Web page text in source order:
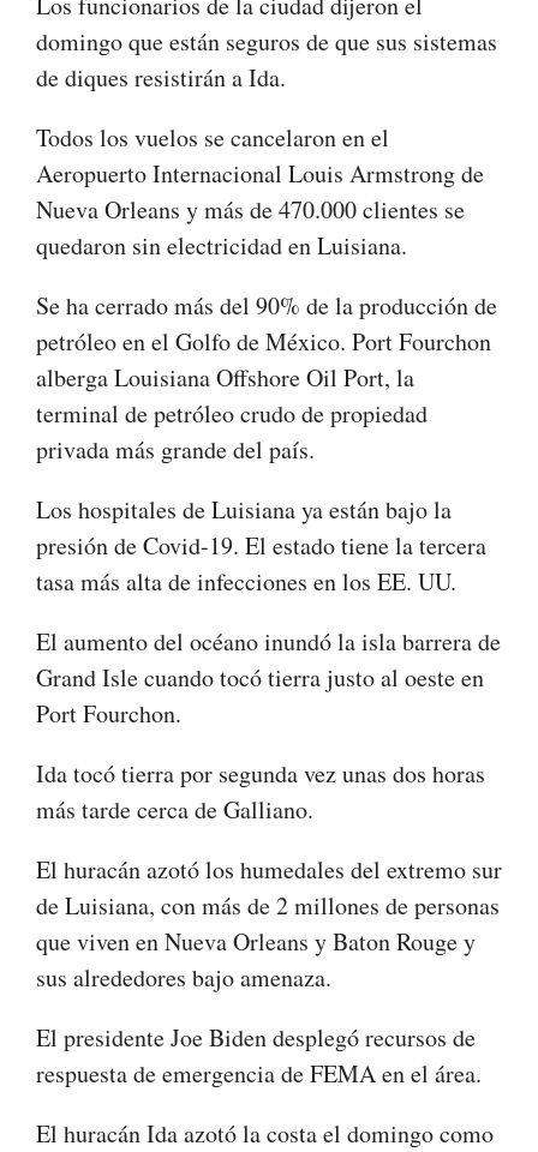
domingo que están seguros de que sus sistemas
de diques resistirán a Ida.
Todos los vuelos se cancelaron en el
Aeropuerto Internacional Louis Armstrong de
Nueva Orleans y más de 470.000 clientes se
quedaron sin electricidad en Luisiana.
Se ha cerrado más del 90% de la producción de
petróleo en el Golfo de México. Port Fourchon
alberga Louisiana Offshore Oil Port, la
terminal de petróleo crudo de propiedad
privada más grande del país.
Los hospitales de Luisiana ya están bajo la
presión de Covid-19. El estado tiene la tercera
tasa más alta de infecciones en los EE. UU.
El aumento del océano inundó la isla barrera de
Grand Isle cuando tocó tierra justo al oeste en
Port Fourchon.
Ida tocó tierra por segunda vez unas dos horas
más tarde cerca de Galliano.
El huracán azotó los humedales del extremo sur
de Luisiana, con más de 2 millones de personas
que viven en Nueva Orleans y Baton Rouge y
sus alrededores bajo amenaza.
El presidente Joe Biden desplegó recursos de
respuesta de emergencia de FEMA en el área.
El huracán Ida azotó la costa el domingo como